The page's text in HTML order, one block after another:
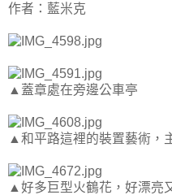
作者：藍米克
▲蓋章處在旁邊公車亭
▲和平路這裡的裝置藝術，
▲好多巨型火鶴花，好漂亮